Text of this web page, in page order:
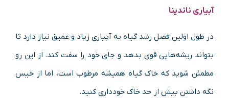
آبیاری ناندینا
در طول اولین فصل رشد گیاه به آبیاری زیاد و عمیق نیاز دارد تا
بتواند ریشه‌هایی قوی بدهد و جای خود را سفت کند. از این‌ رو
مطمئن شوید که خاک گیاه همیشه مرطوب است، اما از خیس
نگه داشتن بیش‌ از حد خاک خودداری کنید.